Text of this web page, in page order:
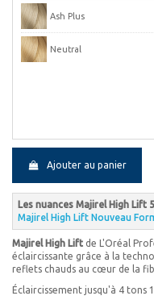
Ash Plus
Neutral
Ajouter au panier
Les nuances Majirel High Lift
Majirel High Lift Nouveau
Majirel High Lift de L'Oréal
éclaircissante grâce à la
reflets chauds au cœur de la
Éclaircissement jusqu'à 4 tons